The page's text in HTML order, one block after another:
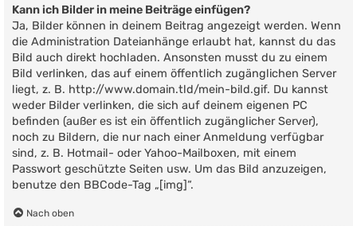
Kann ich Bilder in meine Beiträge einfügen?
Ja, Bilder können in deinem Beitrag angezeigt werden. Wenn
die Administration Dateianhänge erlaubt hat, kannst du das
Bild auch direkt hochladen. Ansonsten musst du zu einem
Bild verlinken, das auf einem öffentlich zugänglichen Server
liegt, z. B. http://www.domain.tld/mein-bild.gif. Du kannst
weder Bilder verlinken, die sich auf deinem eigenen PC
befinden (außer es ist ein öffentlich zugänglicher Server),
noch zu Bildern, die nur nach einer Anmeldung verfügbar
sind, z. B. Hotmail- oder Yahoo-Mailboxen, mit einem
Passwort geschützte Seiten usw. Um das Bild anzuzeigen,
benutze den BBCode-Tag „[img]“.
Nach oben